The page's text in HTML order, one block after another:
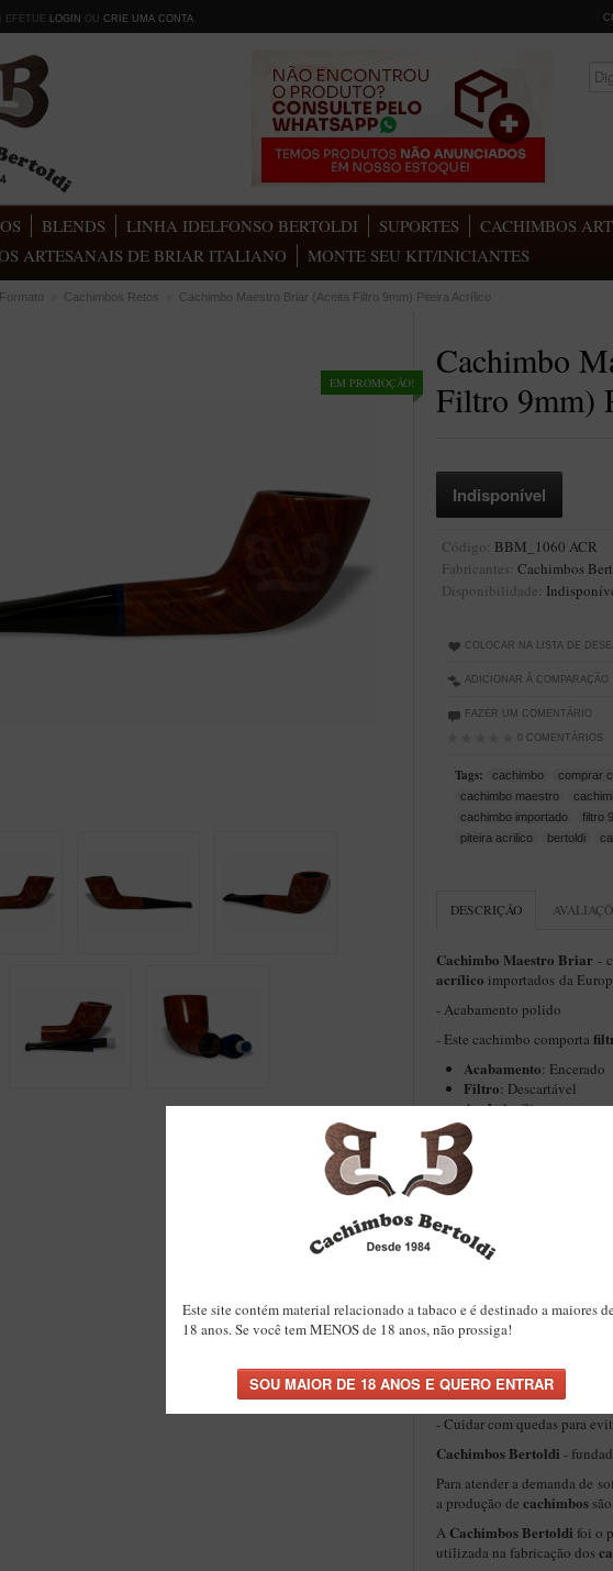
EFETUE LOGIN OU CRIE UMA CONTA.
BLENDS LINHA IDELFONSO BERTOLDI SUPORTES
CACHIMBOS
ARTESANAIS DE BRIAR ITALIANO
MONTE SEU KIT/INICIANTES
Cachimbos Retos Cachimbo Maestro Briar (Aceita Filtro 9mm) Piteira Acrílico
EM PROMOÇÃO!
Cachimbo
Filtro 9mm)
Código: BBM_1060 ACR
Fabricantes: Cachimbos
Disponibilidade:
COLOCAR NA LISTA DE
ADICIONAR À COMPARAÇÃO
FAZER UM COMENTÁRIO
0 COMENTÁRIOS
Tags: cachimbo comprar
cachimbo maestro
cachimbo importado
filtro
piteira acrilico
bertoldi
DESCRIÇÃO
Cachimbo Maestro Briar -
acrílico importados da
- Acabamento polido
- Este cachimbo comporta
Acabamento: Encerado
Filtro: Descartável
Anel: Acrílico
Formato
Piteira
Peso:
Comprimento:
Altura Interna:
Altura Externa:
Dicas de Limpeza:
- Se possível, deixe o
- Esperar o cachimbo esfriar
- Fazer a limpeza do
Cachimbo de algodão
- Cuidar com quedas para
Cachimbos Bertoldi -
Para atender a demanda de
a produção de cachimbos
A Cachimbos Bertoldi foi o
utilizada na fabricação dos
Este site contém material relacionado a tabaco e é destinado a maiores
18 anos. Se você tem MENOS de 18 anos, não prossiga!